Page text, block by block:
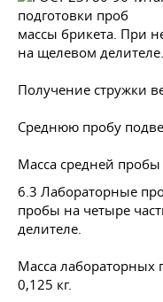
массы брикета. При
на щелевом делителе.
Получение стружки
Среднюю пробу
Масса средней
6.3 Лабораторные
пробы на четыре
делителе.
Масса
0,125 кг.